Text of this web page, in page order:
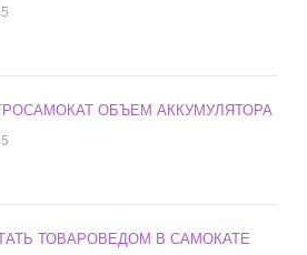
ОБЪЕМ АККУМУЛЯТОРА
ТОВАРОВЕДОМ В САМОКАТЕ